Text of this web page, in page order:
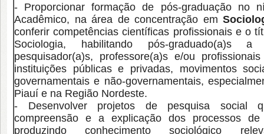
- Proporcionar formação de pós-graduação no
Acadêmico, na área de concentração em
conferir competências científicas profissionais e o
Sociologia, habilitando pós-graduado(a)s
pesquisador(a)s, professore(a)s e/ou
instituições públicas e privadas, movimentos
governamentais e não-governamentais,
Piauí e na Região Nordeste.
- Desenvolver projetos de pesquisa social
compreensão e a explicação dos processos de
produzindo conhecimento sociológico